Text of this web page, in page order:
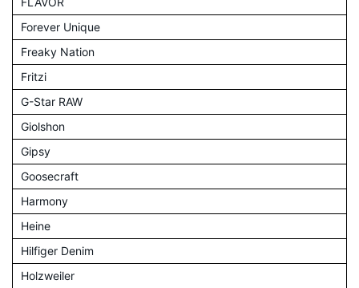
Forever Unique
Freaky Nation
Fritzi
G-Star RAW
Giolshon
Gipsy
Goosecraft
Harmony
Heine
Hilfiger Denim
Holzweiler